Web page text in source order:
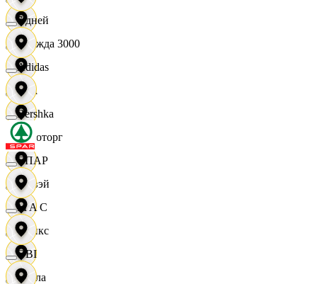
Одежда 3000
Zara
Агроторг
Амвэй
Аникс
Билла
7 дней
Adidas
Bershka
СПАР
M A C
OBI